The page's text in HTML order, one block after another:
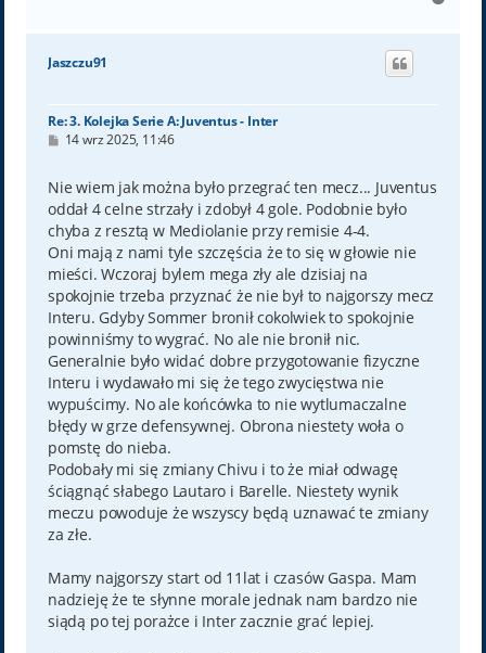
g
Jaszczu91
Re: 3. Kolejka Serie A: Juventus - Inter
P
t
14 wrz 2025, 11:46
Nie wiem jak można było przegrać ten mecz... Juventus
oddał 4 celne strzały i zdobył 4 gole. Podobnie było
chyba z resztą w Mediolanie przy remisie 4-4.
Oni mają z nami tyle szczęścia że to się w głowie nie
mieści. Wczoraj bylem mega zły ale dzisiaj na
spokojnie trzeba przyznać że nie był to najgorszy mecz
Interu. Gdyby Sommer bronił cokolwiek to spokojnie
powinniśmy to wygrać. No ale nie bronił nic.
Generalnie było widać dobre przygotowanie fizyczne
Interu i wydawało mi się że tego zwycięstwa nie
wypuścimy. No ale końcówka to nie wytlumaczalne
błędy w grze defensywnej. Obrona niestety woła o
pomstę do nieba.
Podobały mi się zmiany Chivu i to że miał odwagę
ściągnąć słabego Lautaro i Barelle. Niestety wynik
meczu powoduje że wszyscy będą uznawać te zmiany
za złe.
Mamy najgorszy start od 11lat i czasów Gaspa. Mam
nadzieję że te słynne morale jednak nam bardzo nie
siądą po tej porażce i Inter zacznie grać lepiej.